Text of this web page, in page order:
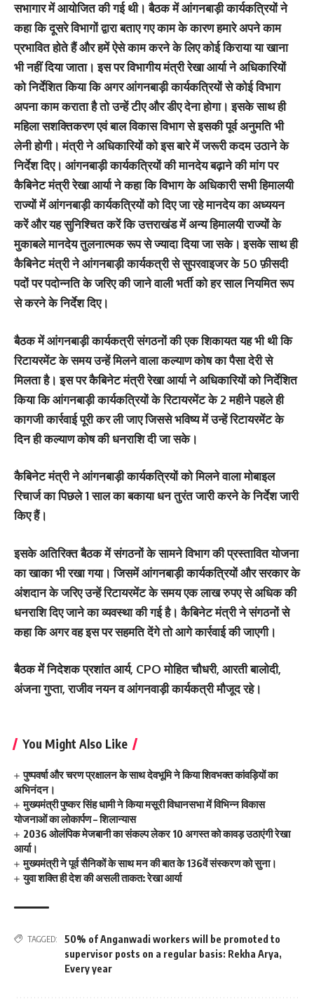
सभागार में आयोजित की गई थी। बैठक में आंगनबाड़ी कार्यकत्रियों ने
कहा कि दूसरे विभागों द्वारा बताए गए काम के कारण हमारे अपने काम
प्रभावित होते हैं और हमें ऐसे काम करने के लिए कोई किराया या खाना
भी नहीं दिया जाता। इस पर विभागीय मंत्री रेखा आर्या ने अधिकारियों
को निर्देशित किया कि अगर आंगनबाड़ी कार्यकत्रियों से कोई विभाग
अपना काम कराता है तो उन्हें टीए और डीए देना होगा। इसके साथ ही
महिला सशक्तिकरण एवं बाल विकास विभाग से इसकी पूर्व अनुमति भी
लेनी होगी। मंत्री ने अधिकारियों को इस बारे में जरूरी कदम उठाने के
निर्देश दिए। आंगनबाड़ी कार्यकत्रियों की मानदेय बढ़ाने की मांग पर
कैबिनेट मंत्री रेखा आर्या ने कहा कि विभाग के अधिकारी सभी हिमालयी
राज्यों में आंगनबाड़ी कार्यकत्रियों को दिए जा रहे मानदेय का अध्ययन
करें और यह सुनिश्चित करें कि उत्तराखंड में अन्य हिमालयी राज्यों के
मुकाबले मानदेय तुलनात्मक रूप से ज्यादा दिया जा सके। इसके साथ ही
कैबिनेट मंत्री ने आंगनबाड़ी कार्यकत्री से सुपरवाइजर के 50 फ़ीसदी
पदों पर पदोन्नति के जरिए की जाने वाली भर्ती को हर साल नियमित रूप
से करने के निर्देश दिए।
बैठक में आंगनबाड़ी कार्यकत्री संगठनों की एक शिकायत यह भी थी कि
रिटायरमेंट के समय उन्हें मिलने वाला कल्याण कोष का पैसा देरी से
मिलता है। इस पर कैबिनेट मंत्री रेखा आर्या ने अधिकारियों को निर्देशित
किया कि आंगनबाड़ी कार्यकत्रियों के रिटायरमेंट के 2 महीने पहले ही
कागजी कार्रवाई पूरी कर ली जाए जिससे भविष्य में उन्हें रिटायरमेंट के
दिन ही कल्याण कोष की धनराशि दी जा सके।
कैबिनेट मंत्री ने आंगनबाड़ी कार्यकत्रियों को मिलने वाला मोबाइल
रिचार्ज का पिछले 1 साल का बकाया धन तुरंत जारी करने के निर्देश जारी
किए हैं।
इसके अतिरिक्त बैठक में संगठनों के सामने विभाग की प्रस्तावित योजना
का खाका भी रखा गया। जिसमें आंगनबाड़ी कार्यकत्रियों और सरकार के
अंशदान के जरिए उन्हें रिटायरमेंट के समय एक लाख रुपए से अधिक की
धनराशि दिए जाने का व्यवस्था की गई है। कैबिनेट मंत्री ने संगठनों से
कहा कि अगर वह इस पर सहमति देंगे तो आगे कार्रवाई की जाएगी।
बैठक में निदेशक प्रशांत आर्य, CPO मोहित चौधरी, आरती बालोदी,
अंजना गुप्ता, राजीव नयन व आंगनवाड़ी कार्यकत्री मौजूद रहे।
You Might Also Like
पुष्पवर्षा और चरण प्रक्षालन के साथ देवभूमि ने किया शिवभक्त कांवड़ियों का
अभिनंदन।
मुख्यमंत्री पुष्कर सिंह धामी ने किया मसूरी विधानसभा में विभिन्न विकास
योजनाओं का लोकार्पण – शिलान्यास
2036 ओलंपिक मेजबानी का संकल्प लेकर 10 अगस्त को कावड़ उठाएंगी रेखा
आर्या।
मुख्यमंत्री ने पूर्व सैनिकों के साथ मन की बात के 136वें संस्करण को सुना।
युवा शक्ति ही देश की असली ताकत: रेखा आर्या
TAGGED:
50% of Anganwadi workers will be promoted to
supervisor posts on a regular basis: Rekha Arya,
Every year